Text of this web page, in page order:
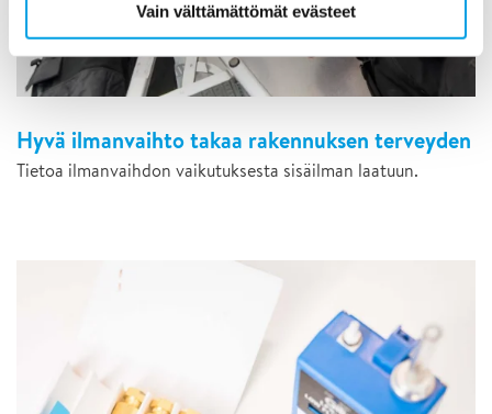
Vain välttämättömät evästeet
Hyvä ilmanvaihto takaa rakennuksen terveyden
Tietoa ilmanvaihdon vaikutuksesta sisäilman laatuun.